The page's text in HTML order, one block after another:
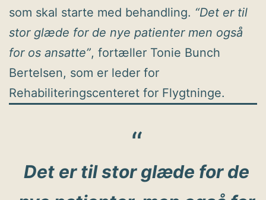
som skal starte med behandling. “Det er til
stor glæde for de nye patienter men også
for os ansatte”, fortæller Tonie Bunch
Bertelsen, som er leder for
Rehabiliteringscenteret for Flygtninge.
Det er til stor glæde for de